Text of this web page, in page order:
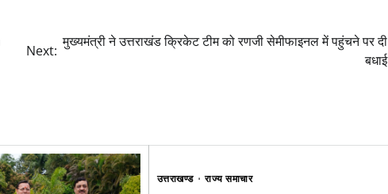
Next:
मुख्यमंत्री ने उत्तराखंड क्रिकेट टीम को रणजी सेमीफाइनल में पहुंचने पर दी
बधाई
उत्तराखण्ड राज्य समाचार